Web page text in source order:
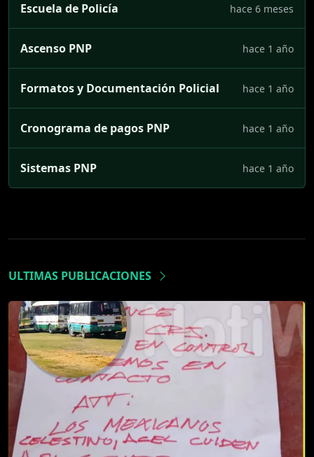
Escuela de Policía hace 6 meses
Ascenso PNP hace 1 año
Formatos y Documentación Policial hace 1 año
Cronograma de pagos PNP hace 1 año
Sistemas PNP hace 1 año
ULTIMAS PUBLICACIONES